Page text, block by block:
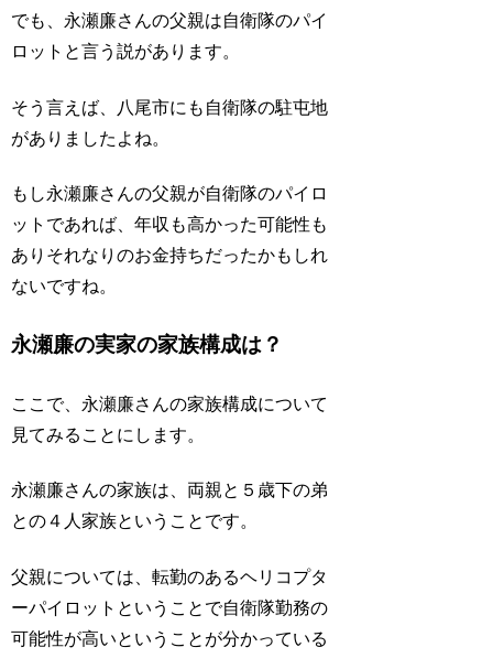
でも、永瀬廉さんの父親は自衛隊のパイ
ロットと言う説があります。
そう言えば、八尾市にも自衛隊の駐屯地
がありましたよね。
もし永瀬廉さんの父親が自衛隊のパイロ
ットであれば、年収も高かった可能性も
ありそれなりのお金持ちだったかもしれ
ないですね。
永瀬廉の実家の家族構成は？
ここで、永瀬廉さんの家族構成について
見てみることにします。
永瀬廉さんの家族は、両親と５歳下の弟
との４人家族ということです。
父親については、転勤のあるヘリコプタ
ーパイロットということで自衛隊勤務の
可能性が高いということが分かっている